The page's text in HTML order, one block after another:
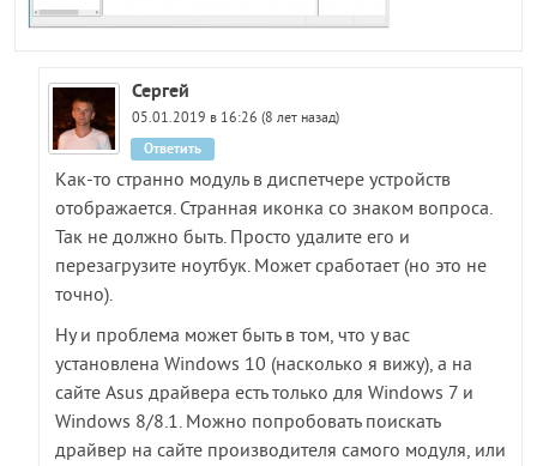
Сергей
05.01.2019 в 16:26 (8 лет назад)
Как-то странно модуль в диспетчере устройств
отображается. Странная иконка со знаком вопроса.
Так не должно быть. Просто удалите его и
перезагрузите ноутбук. Может сработает (но это не
точно).
Ну и проблема может быть в том, что у вас
установлена Windows 10 (насколько я вижу), а на
сайте Asus драйвера есть только для Windows 7 и
Windows 8/8.1. Можно попробовать поискать
драйвер на сайте производителя самого модуля, или
Ответить